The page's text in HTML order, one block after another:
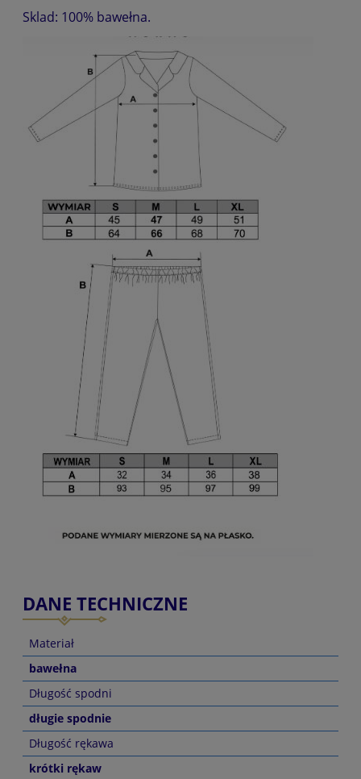
Sklad: 100% bawełna.
DANE TECHNICZNE
Materiał
bawełna
Długość spodni
długie spodnie
Długość rękawa
krótki rękaw